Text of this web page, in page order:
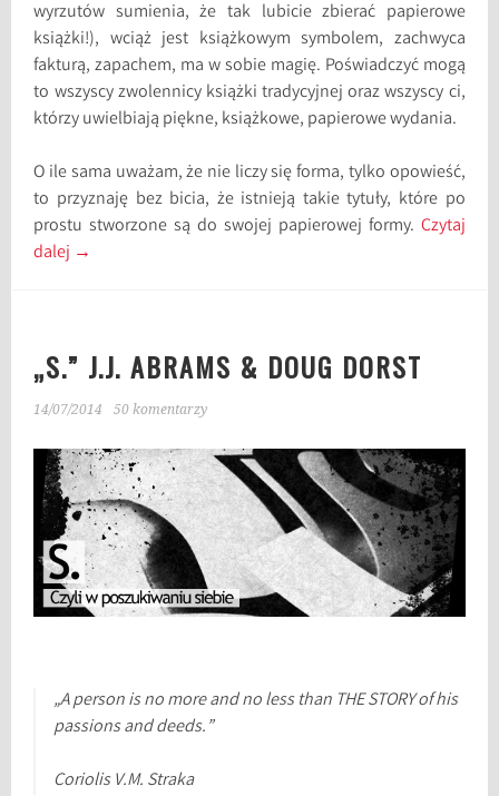
wyrzutów sumienia, że tak lubicie zbierać papierowe
książki!), wciąż jest książkowym symbolem, zachwyca
fakturą, zapachem, ma w sobie magię. Poświadczyć mogą
to wszyscy zwolennicy książki tradycyjnej oraz wszyscy ci,
którzy uwielbiają piękne, książkowe, papierowe wydania.
O ile sama uważam, że nie liczy się forma, tylko opowieść,
to przyznaję bez bicia, że istnieją takie tytuły, które po
prostu stworzone są do swojej papierowej formy. Czytaj
dalej →
„S.” J.J. ABRAMS & DOUG DORST
14/07/2014 50 komentarzy
„A person is no more and no less than THE STORY of his
passions and deeds.”
CoriolisV.M. Straka